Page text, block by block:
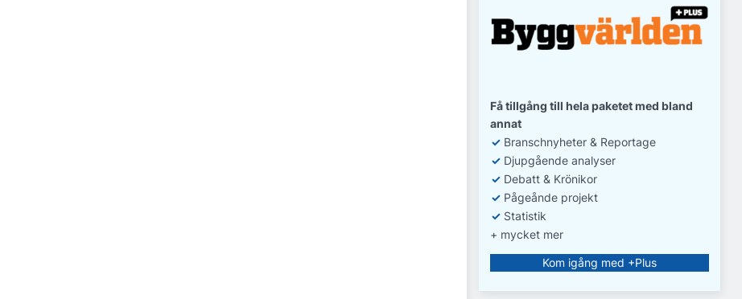
Få tillgång till hela paketet med bland
annat
✓ Branschnyheter & Reportage
✓ Djupgående analyser
✓ Debatt & Krönikor
✓ Pågeånde projekt
✓ Statistik
+ mycket mer
Kom igång med +Plus